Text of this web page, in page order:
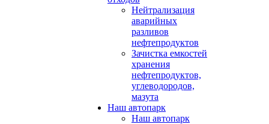
Нейтрализация
аварийных
разливов
нефтепродуктов
Зачистка емкостей
хранения
нефтепродуктов,
углеводородов,
мазута
Наш автопарк
Наш автопарк